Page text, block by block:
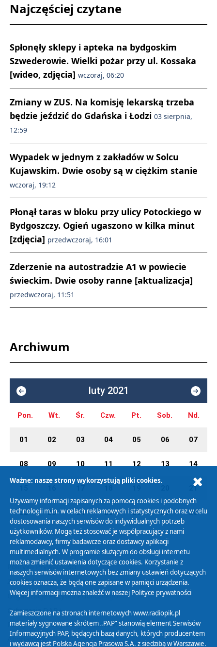
Najczęściej czytane
Spłonęły sklepy i apteka na bydgoskim
Szwederowie. Wielki pożar przy ul. Kossaka
[wideo, zdjęcia] wczoraj, 06:20
Zmiany w ZUS. Na komisję lekarską trzeba
będzie jeździć do Gdańska i Łodzi 03 sierpnia,
12:59
Wypadek w jednym z zakładów w Solcu
Kujawskim. Dwie osoby są w ciężkim stanie
wczoraj, 19:12
Płonął taras w bloku przy ulicy Potockiego w
Bydgoszczy. Ogień ugaszono w kilka minut
[zdjęcia] przedwczoraj, 16:01
Zderzenie na autostradzie A1 w powiecie
świeckim. Dwie osoby ranne [aktualizacja]
przedwczoraj, 11:51
Archiwum
luty 2021
Pon. Wt. Śr. Czw. Pt. Sob. Nd.
01 02 03 04 05 06 07
08 09 10 11 12 13 14
21
22 23 24 25 26 27 28
Polityka Prywatności
Zasady korzystania z Serwisu
Organizacje Pożytku Publicznego
Cyfryzacja DAB+
Polityka ochrony danych osobowych
Abonament
Ważne: nasze strony wykorzystują pliki cookies.
Używamy informacji zapisanych za pomocą cookies i podobnych
technologii m.in. w celach reklamowych i statystycznych oraz w celu
dostosowania naszych serwisów do indywidualnych potrzeb
użytkowników. Mogą też stosować je współpracujący z nami
reklamodawcy, firmy badawcze oraz dostawcy aplikacji
multimedialnych. W programie służącym do obsługi internetu
można zmienić ustawienia dotyczące cookies. Korzystanie z
naszych serwisów internetowych bez zmiany ustawień dotyczących
cookies oznacza, że będą one zapisane w pamięci urządzenia.
Więcej informacji można znaleźć w naszej Polityce prywatności
Zamieszczone na stronach internetowych www.radiopik.pl
materiały sygnowane skrótem „PAP” stanowią element Serwisów
Informacyjnych PAP, będących bazą danych, których producentem
i wydawcą jest Polska Agencja Prasowa S.A. z siedzibą w Warszawie.